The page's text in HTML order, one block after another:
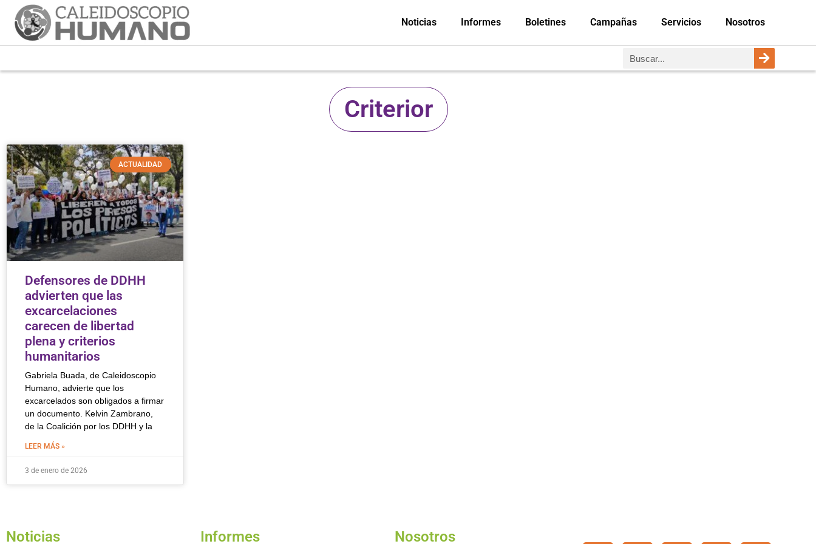
Noticias Informes Boletines Campañas Servicios Nosotros
Criterior
ACTUALIDAD
Defensores de DDHH
advierten que las
excarcelaciones
carecen de libertad
plena y criterios
humanitarios
Gabriela Buada, de Caleidoscopio
Humano, advierte que los
excarcelados son obligados a firmar
un documento. Kelvin Zambrano,
de la Coalición por los DDHH y la
LEER MÁS »
3 de enero de 2026
Noticias Informes Nosotros